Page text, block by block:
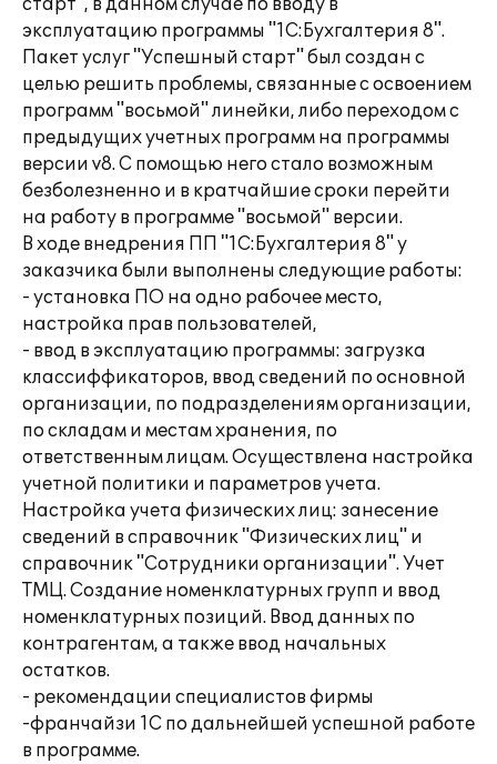
старт", в данном случае по вводу в
эксплуатацию программы "1С:Бухгалтерия 8".
Пакет услуг "Успешный старт" был создан с
целью решить проблемы, связанные с освоением
программ "восьмой" линейки, либо переходом с
предыдущих учетных программ на программы
версии v8. С помощью него стало возможным
безболезненно и в кратчайшие сроки перейти
на работу в программе "восьмой" версии.
В ходе внедрения ПП "1С:Бухгалтерия 8" у
заказчика были выполнены следующие работы:
- установка ПО на одно рабочее место,
настройка прав пользователей,
- ввод в эксплуатацию программы: загрузка
классиффикаторов, ввод сведений по основной
организации, по подразделениям организации,
по складам и местам хранения, по
ответственным лицам. Осуществлена настройка
учетной политики и параметров учета.
Настройка учета физических лиц: занесение
сведений в справочник "Физических лиц" и
справочник "Сотрудники организации". Учет
ТМЦ. Создание номенклатурных групп и ввод
номенклатурных позиций. Ввод данных по
контрагентам, а также ввод начальных
остатков.
- рекомендации специалистов фирмы
-франчайзи 1С по дальнейшей успешной работе
в программе.